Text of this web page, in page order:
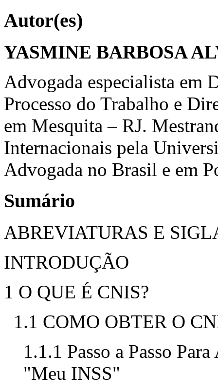
Autor(es)
YASMINE BARBOSA
Advogada especialista em
Processo do Trabalho e
em Mesquita – RJ.
Internacionais pela
Advogada no Brasil e em
Sumário
ABREVIATURAS E
INTRODUÇÃO
1 O QUE É CNIS?
1.1 COMO OBTER O
1.1.1 Passo a Passo
"Meu INSS"